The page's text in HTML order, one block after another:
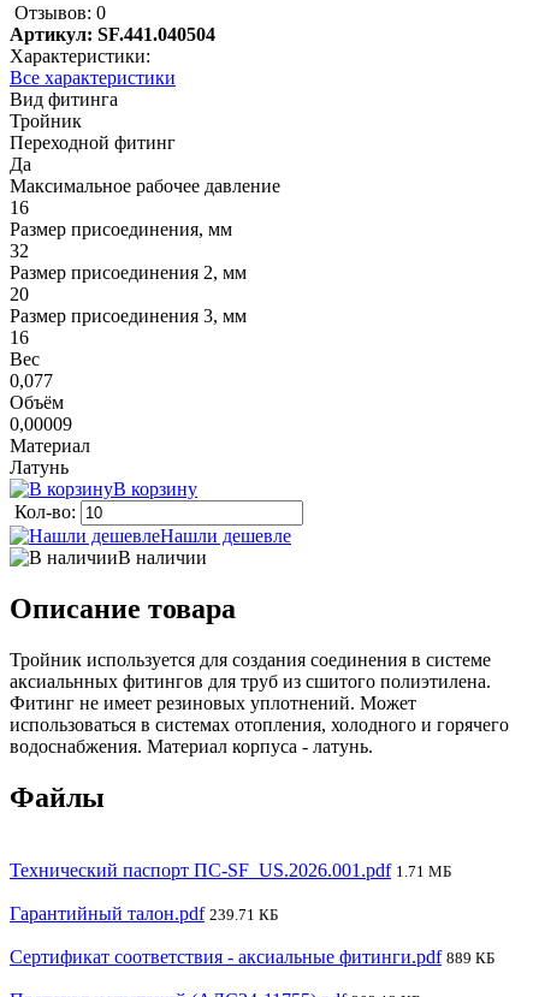
Отзывов: 0
Артикул: SF.441.040504
Характеристики:
Все характеристики
Вид фитинга
Тройник
Переходной фитинг
Да
Максимальное рабочее давление
16
Размер присоединения, мм
32
Размер присоединения 2, мм
20
Размер присоединения 3, мм
16
Вес
0,077
Объём
0,00009
Материал
Латунь
В корзину
Кол-во:
Нашли дешевле
В наличии
Описание товара
Тройник используется для создания соединения в системе
аксиальнных фитингов для труб из сшитого полиэтилена.
Фитинг не имеет резиновых уплотнений. Может
использоваться в системах отопления, холодного и горячего
водоснабжения. Материал корпуса - латунь.
Файлы
Технический паспорт ПС-SF_US.2026.001.pdf 1.71 МБ
Гарантийный талон.pdf 239.71 КБ
Сертификат соответствия - аксиальные фитинги.pdf 889 КБ